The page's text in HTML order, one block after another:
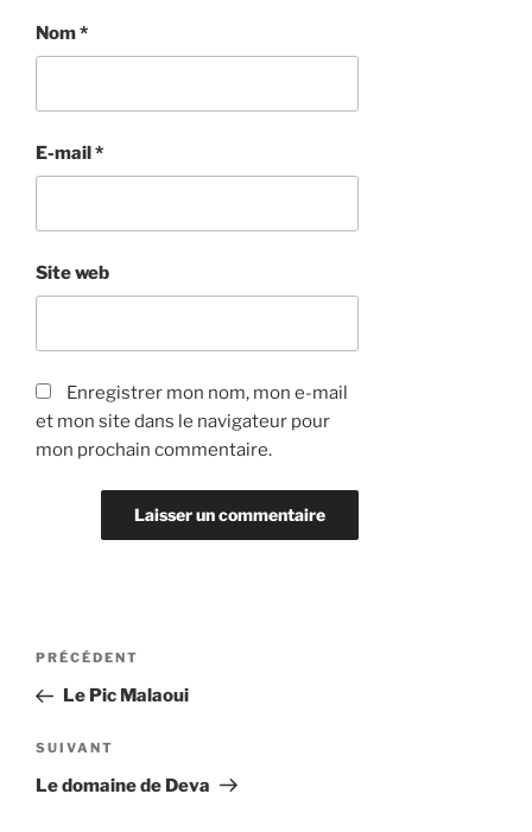
Nom*
E-mail*
Site web
Enregistrer mon nom, mon e-mail
et mon site dans le navigateur pour
mon prochain commentaire.
Navigation
l’article
Article
précédent
PRÉCÉDENT
Le Pic Malaoui
Article
suivant
SUIVANT
Le domaine de Deva